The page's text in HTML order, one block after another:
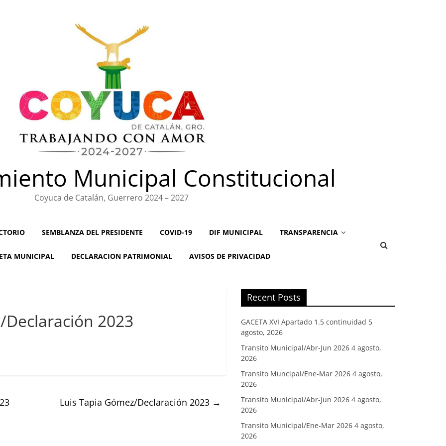
Municipal Constitucional
Coyuca de Catalán, Guerrero 2024 – 2027
SEMBLANZA DEL PRESIDENTE COVID-19 DIF MUNICIPAL TRANSPARENCIA
MUNICIPAL DECLARACION PATRIMONIAL AVISOS DE PRIVACIDAD
2023
Luis Tapia Gómez/Declaración 2023 →
Recent Posts
GACETA XVI Apartado 1.5 continuidad 5
agosto, 2026
Transito Municipal/Abr-Jun 2026 4 agosto,
2026
Transito Muncipal/Ene-Mar 2026 4 agosto,
2026
Transito Municipal/Abr-Jun 2026 4 agosto,
2026
Transito Municipal/Ene-Mar 2026 4 agosto,
2026